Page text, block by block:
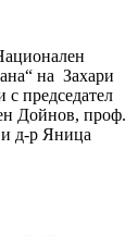
на Захари
председател
Дойнов, проф.
д-р Яница